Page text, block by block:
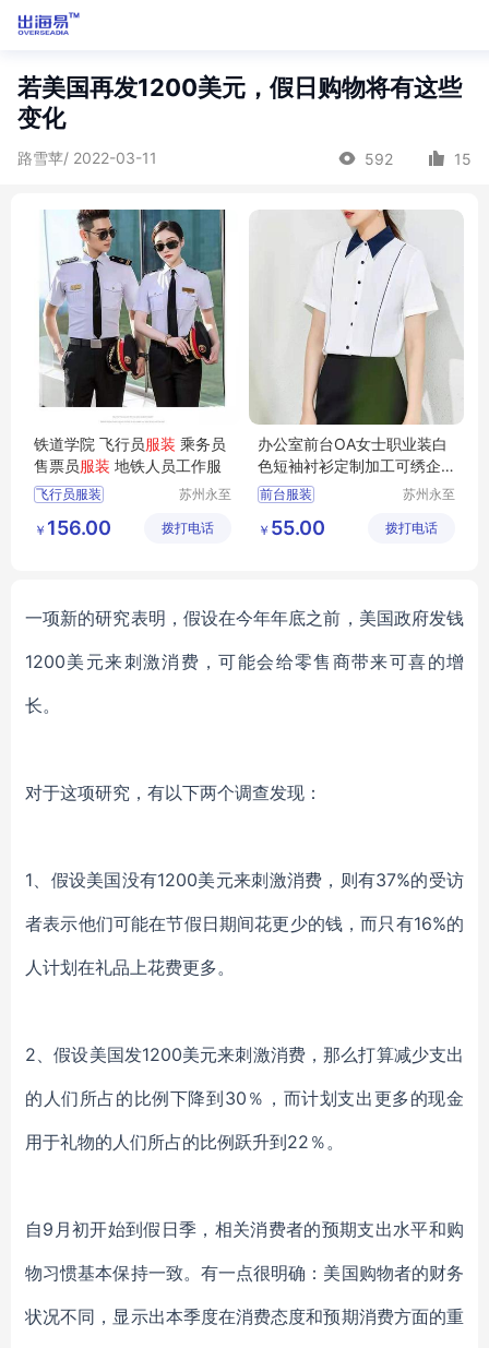
若美国再发1200美元，假日购物将有这些
变化
路雪苹/ 2022-03-11 592 15
铁道学院 飞行员服装 乘务员
售票员服装 地铁人员工作服
飞行员服装
地铁人员工作服
苏州永至
限公司
￥ 156.00 拨打电话
办公室前台OA女士职业装白
色短袖衬衫定制加工可绣企
业标志
前台服装
女士白衬衫
苏州永至
限公司
￥ 55.00 拨打电话
一项新的研究表明，假设在今年年底之前，美国政府发钱
1200美元来刺激消费，可能会给零售商带来可喜的增
长。
对于这项研究，有以下两个调查发现：
1、假设美国没有1200美元来刺激消费，则有37%的受访
者表示他们可能在节假日期间花更少的钱，而只有16%的
人计划在礼品上花费更多。
2、假设美国发1200美元来刺激消费 ，那么打算减少支出
的人们所占的比例下降到30％，而计划支出更多的现金
用于礼物的人们所占的比例跃升到22％。
自9月初开始到假日季 ，相关消费者的预期支出水平和购
物习惯基本保持一致。有一点很明确：美国购物者的财务
状况不同，显示出本季度在消费态度和预期消费方面的重